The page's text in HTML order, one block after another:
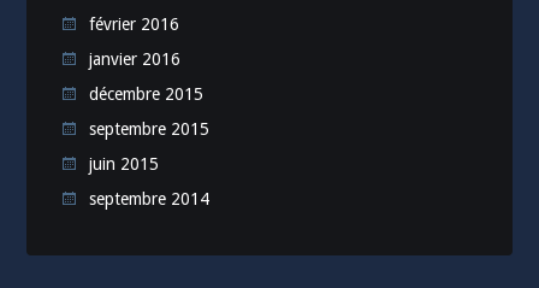
février 2016
janvier 2016
décembre 2015
septembre 2015
juin 2015
septembre 2014